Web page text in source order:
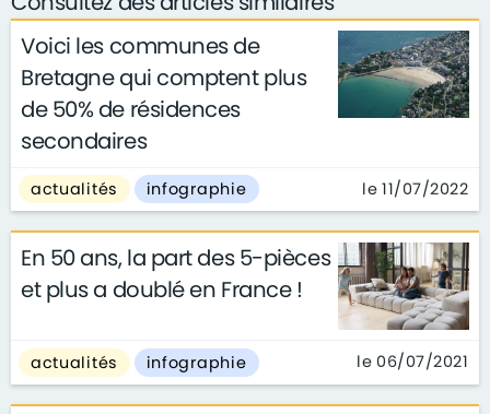
Voici les communes de
Bretagne qui comptent plus
de 50% de résidences
secondaires
actualités infographie le 11/07/2022
En 50 ans, la part des 5-pièces
et plus a doublé en France !
actualités infographie le 06/07/2021